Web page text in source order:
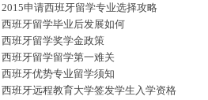
2015申请西班牙留学专业选择攻略
西班牙留学毕业后发展如何
西班牙留学奖学金政策
西班牙留学留学第一难关
西班牙优势专业留学须知
西班牙远程教育大学签发学生入学资格